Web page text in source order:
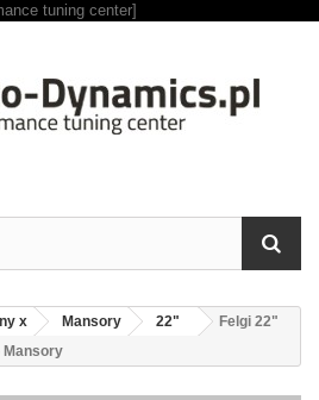
x Mansory 22"
Felgi 22"
Mansory